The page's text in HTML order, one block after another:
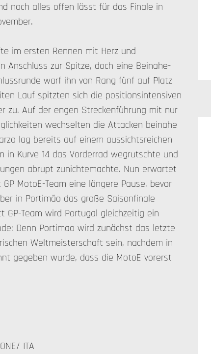
noch alles offen lässt für das Finale in
im ersten Rennen mit Herz und
Anschluss zur Spitze, doch eine Beinahe-
warf ihn von Rang fünf auf Platz
Lauf spitzten sich die positionsintensiven
zu. Auf der engen Streckenführung mit nur
wechselten die Attacken beinahe
lag bereits auf einem aussichtsreichen
in Kurve 14 das Vorderrad wegrutschte und
abrupt zunichtemachte. Nun erwartet
MotoE-Team eine längere Pause, bevor
in Portimão das große Saisonfinale
GP-Team wird Portugal gleichzeitig ein
Denn Portimao wird zunächst das letzte
Weltmeisterschaft sein, nachdem in
gegeben wurde, dass die MotoE vorerst
ITA